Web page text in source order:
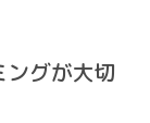
グが大切